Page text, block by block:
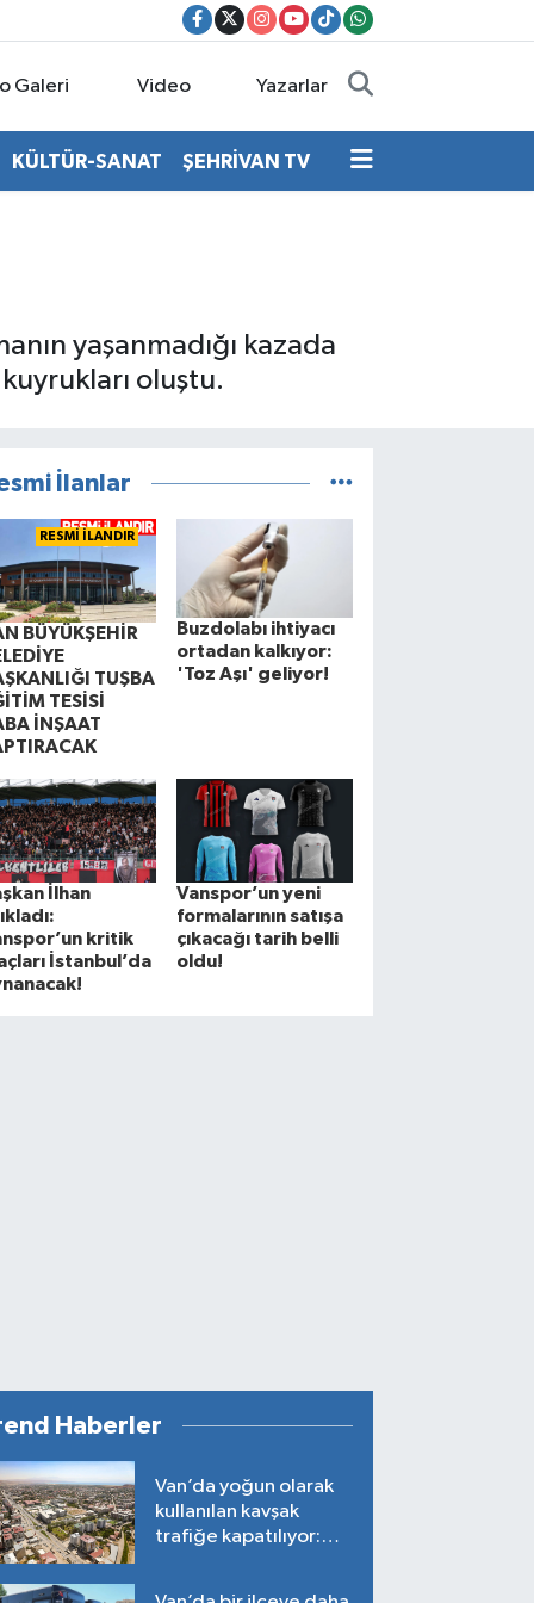
Galeri Video Yazarlar
KÜLTÜR-SANAT ŞEHRİVAN TV
yaşanmadığı kazada
oluştu.
İlanlar
RESMİ İLANDIR
BÜYÜKŞEHİR
TUŞBA
TESİSİ
İNŞAAT
Buzdolabı ihtiyacı
ortadan kalkıyor:
'Toz Aşı' geliyor!
İlhan
kritik
İstanbul’da
Vanspor’un yeni
formalarının satışa
çıkacağı tarih belli
oldu!
Haberler
Van’da yoğun olarak
kullanılan kavşak
trafiğe kapatılıyor: